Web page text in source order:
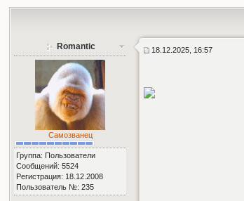
Romantic
Самозванец
Группа: Пользователи
Сообщений: 5524
Регистрация: 18.12.2008
Пользователь №: 235
18.12.2025, 16:57